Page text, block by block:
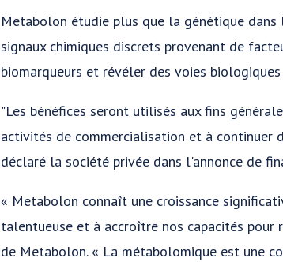
Metabolon étudie plus que la génétique
signaux chimiques discrets provenant de
biomarqueurs et révéler des voies
"Les bénéfices seront utilisés aux fins
activités de commercialisation et à continuer
déclaré la société privée dans l'annonce de
« Metabolon connaît une croissance
talentueuse et à accroître nos capacités pour
de Metabolon. « La métabolomique est une